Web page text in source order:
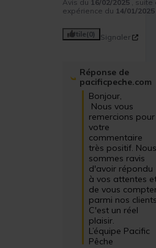
Avis du 16/02/2025 , suite
expérience du 14/01/2025
Utile(0) Signaler
Réponse de
pacificpeche.com
Bonjour,
remercions pour
votre
commentaire
très positif.
sommes ravis
d'avoir répondu
à vos attentes
de vous
parmi nos
C'est un réel
plaisir.
L’équipe Pacific
Pêche